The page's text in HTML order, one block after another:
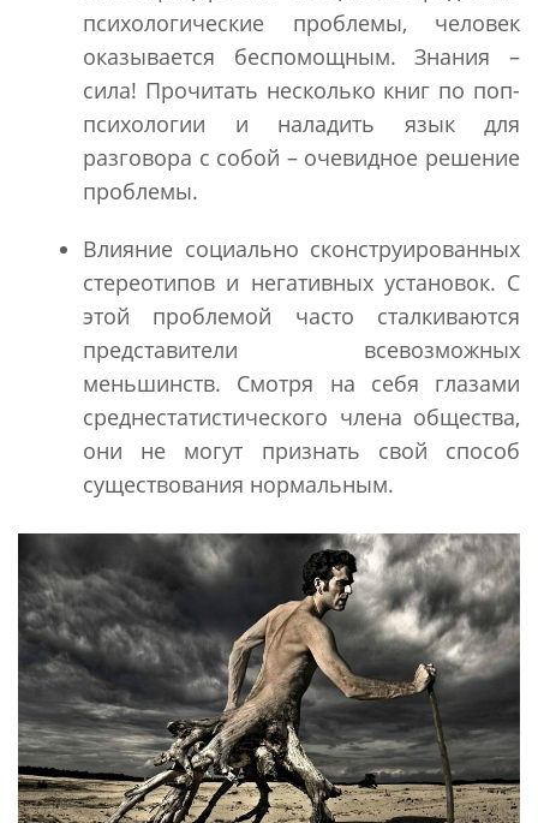
психологические проблемы, человек
оказывается беспомощным. Знания –
сила! Прочитать несколько книг по поп-
психологии и наладить язык для
разговора с собой – очевидное решение
проблемы.
Влияние социально сконструированных
стереотипов и негативных установок. С
этой проблемой часто сталкиваются
представители всевозможных
меньшинств. Смотря на себя глазами
среднестатистического члена общества,
они не могут признать свой способ
существования нормальным.